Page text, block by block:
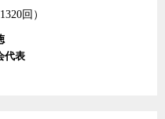
回）
代表